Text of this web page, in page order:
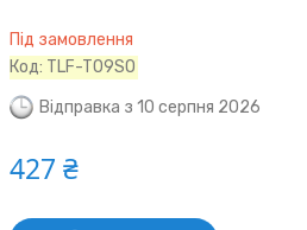
Під замовлення
Код: TLF-T09SO
Відправка з 10 серпня 2026
427 ₴